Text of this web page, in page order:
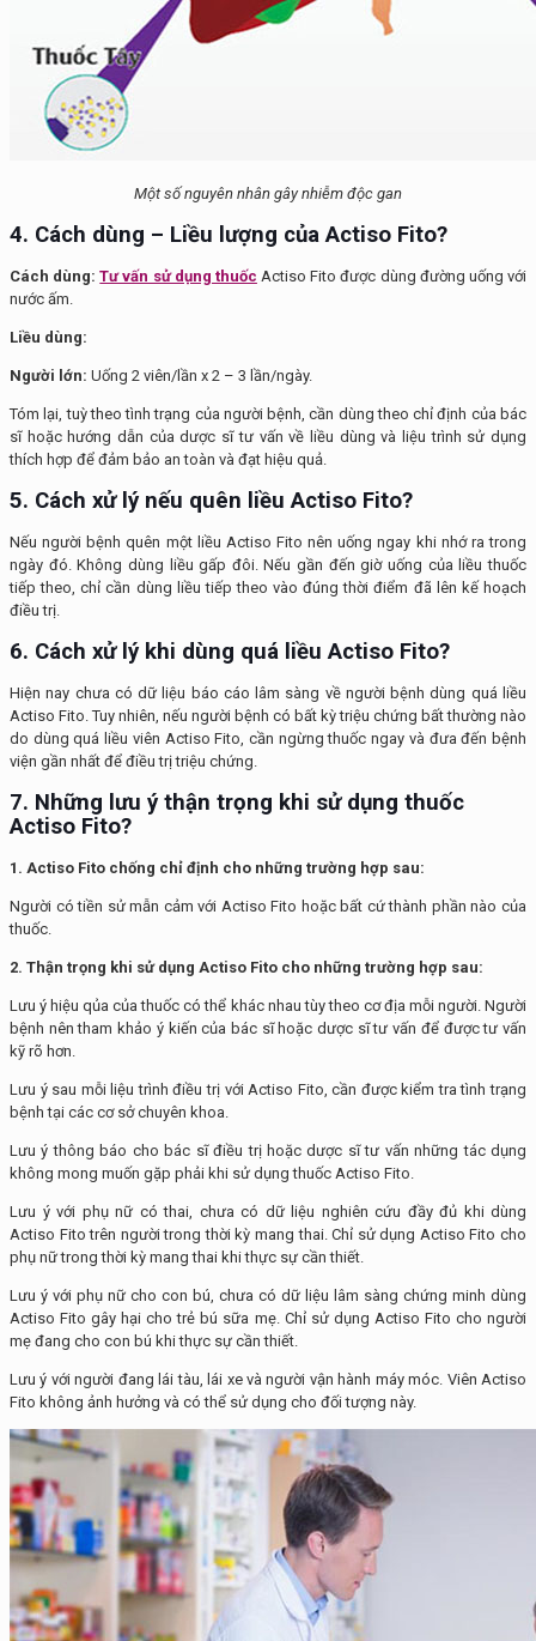
Một số nguyên nhân gây nhiễm độc gan
4. Cách dùng – Liều lượng của Actiso Fito?
Cách dùng:Tư vấn sử dụng thuốc Actiso Fito được dùng đường uống với
nước ấm.
Liều dùng:
Người lớn: Uống 2 viên/lần x 2 – 3 lần/ngày.
Tóm lại, tuỳ theo tình trạng của người bệnh, cần dùng theo chỉ định của bác
sĩ hoặc hướng dẫn của dược sĩ tư vấn về liều dùng và liệu trình sử dụng
thích hợp để đảm bảo an toàn và đạt hiệu quả.
5. Cách xử lý nếu quên liềuActiso Fito?
Nếu người bệnh quên một liều Actiso Fito nên uống ngay khi nhớ ra trong
ngày đó. Không dùng liều gấp đôi. Nếu gần đến giờ uống của liều thuốc
tiếp theo, chỉ cần dùng liều tiếp theo vào đúng thời điểm đã lên kế hoạch
điều trị.
6. Cách xử lý khi dùng quá liềuActiso Fito?
Hiện nay chưa có dữ liệu báo cáo lâm sàng về người bệnh dùng quá liều
Actiso Fito. Tuy nhiên, nếu người bệnh có bất kỳ triệu chứng bất thường nào
do dùng quá liều viên Actiso Fito, cần ngừng thuốc ngay và đưa đến bệnh
viện gần nhất để điều trị triệu chứng.
7. Những lưu ý thận trọng khi sử dụng thuốc
Actiso Fito?
1. Actiso Fito chống chỉ định cho những trường hợp sau:
Người có tiền sử mẫn cảm với Actiso Fito hoặc bất cứ thành phần nào của
thuốc.
2. Thận trọng khi sử dụng Actiso Fito cho những trường hợp sau:
Lưu ý hiệu qủa của thuốc có thể khác nhau tùy theo cơ địa mỗi người. Người
bệnh nên tham khảo ý kiến của bác sĩ hoặc dược sĩ tư vấn để được tư vấn
kỹ rõ hơn.
Lưu ý sau mỗi liệu trình điều trị với Actiso Fito, cần được kiểm tra tình trạng
bệnh tại các cơ sở chuyên khoa.
Lưu ý thông báo cho bác sĩ điều trị hoặc dược sĩ tư vấn những tác dụng
không mong muốn gặp phải khi sử dụng thuốc Actiso Fito.
Lưu ý với phụ nữ có thai, chưa có dữ liệu nghiên cứu đầy đủ khi dùng
Actiso Fito trên người trong thời kỳ mang thai. Chỉ sử dụng Actiso Fito cho
phụ nữ trong thời kỳ mang thai khi thực sự cần thiết.
Lưu ý với phụ nữ cho con bú, chưa có dữ liệu lâm sàng chứng minh dùng
Actiso Fito gây hại cho trẻ bú sữa mẹ. Chỉ sử dụng Actiso Fito cho người
mẹ đang cho con bú khi thực sự cần thiết.
Lưu ý với người đang lái tàu, lái xe và người vận hành máy móc. Viên Actiso
Fito không ảnh hưởng và có thể sử dụng cho đối tượng này.